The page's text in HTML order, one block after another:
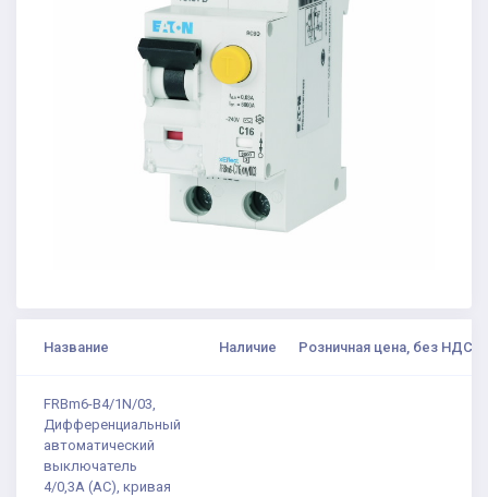
Название Наличие Розничная цена, без НДС
FRBm6-B4/1N/03,
Дифференциальный
автоматический
выключатель
4/0,3А (AC), кривая